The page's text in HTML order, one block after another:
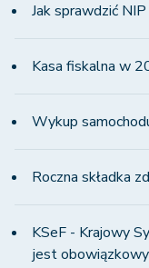
Jak sprawdzić
Kasa fiskalna w
Wykup
Roczna składka
KSeF - Krajowy
jest